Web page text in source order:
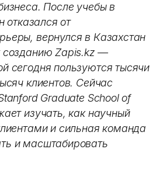
После учебы в
отказался от
вернулся в Казахстан
созданию Zapis.kz —
сегодня пользуются тысячи
клиентов. Сейчас
Graduate School of
изучать, как научный
и сильная команда
и масштабировать